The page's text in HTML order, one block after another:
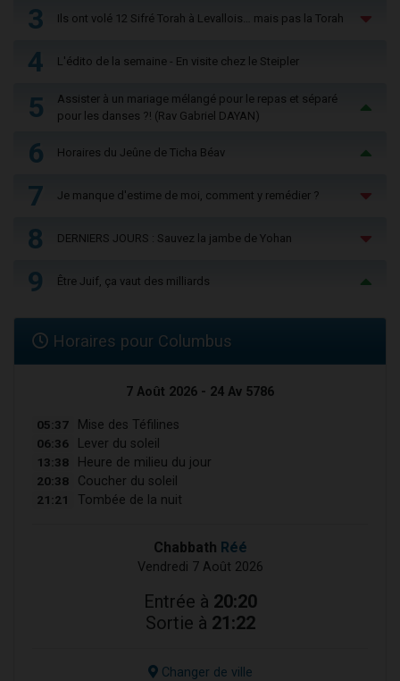
3 Ils ont volé 12 Sifré Torah à Levallois… mais pas la Torah
4 L'édito de la semaine - En visite chez le Steipler
5
Assister à un mariage mélangé pour le repas et séparé
pour les danses ?! (Rav Gabriel DAYAN)
6 Horaires du Jeûne de Ticha Béav
7 Je manque d'estime de moi, comment y remédier ?
8 DERNIERS JOURS : Sauvez la jambe de Yohan
9 Être Juif, ça vaut des milliards
Horaires pour Columbus
7 Août 2026 - 24 Av 5786
05:37 Mise des Téfilines
06:36 Lever du soleil
13:38 Heure de milieu du jour
20:38 Coucher du soleil
21:21 Tombée de la nuit
Chabbath Réé
Vendredi 7 Août 2026
Entrée à 20:20
Sortie à 21:22
Changer de ville